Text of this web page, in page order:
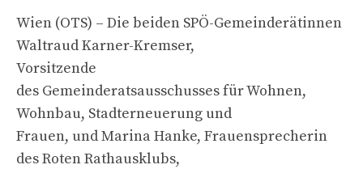
Wien (OTS) – Die beiden SPÖ-Gemeinderätinnen
Waltraud Karner-Kremser,
Vorsitzende
des Gemeinderatsausschusses für Wohnen,
Wohnbau, Stadterneuerung und
Frauen, und Marina Hanke, Frauensprecherin
des Roten Rathausklubs,